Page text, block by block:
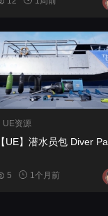
UE资源
【UE】潜水员包
5 1个月前